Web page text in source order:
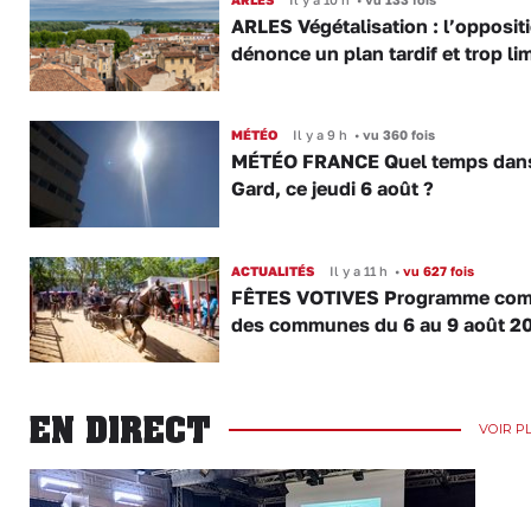
ARLES Végétalisation :
dénonce un plan tardif et trop
MÉTÉO Il y a 9 h •vu 360 fois
MÉTÉO FRANCE Quel temps
Gard, ce jeudi 6 août ?
ACTUALITÉS Il y a 11 h •vu 627 fois
FÊTES VOTIVES Programme
des communes du 6 au 9 août
EN DIRECT VOIR